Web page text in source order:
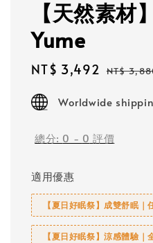
【天然素材
Yume
Sale
NT$ 3,492 NT$
Worldwide
總分: 0 - 0 評價
適用優惠
【夏日好眠祭】成雙舒眠
【夏日好眠祭】涼感體驗｜